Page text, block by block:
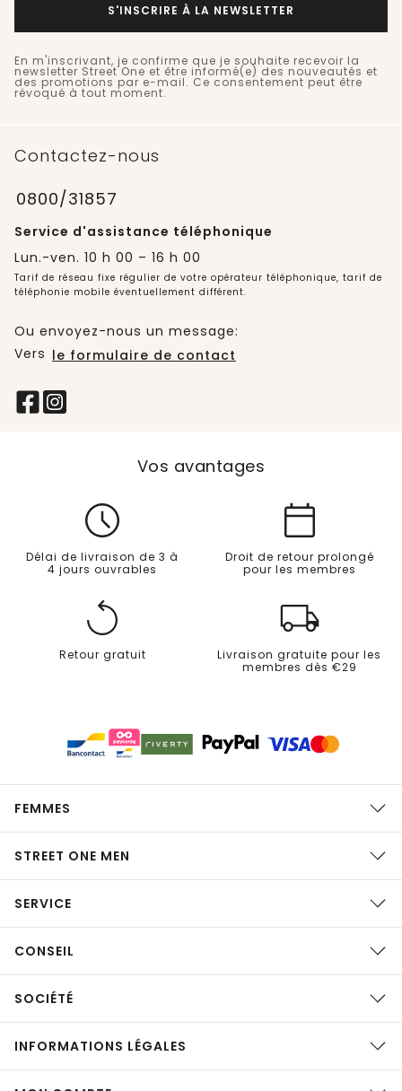
S'INSCRIRE À LA NEWSLETTER
En m'inscrivant, je confirme que je souhaite recevoir la
newsletter Street One et être informé(e) des nouveautés et
des promotions par e-mail. Ce consentement peut être
révoqué à tout moment.
Contactez-nous
0800/31857
Service d'assistance téléphonique
Lun.-ven. 10 h 00 – 16 h 00
Tarif de réseau fixe régulier de votre opérateur téléphonique, tarif de
téléphonie mobile éventuellement différent.
Ou envoyez-nous un message:
Vers le formulaire de contact
Vos avantages
Délai de livraison de 3 à
4 jours ouvrables
Droit de retour prolongé
pour les membres
Retour gratuit
Livraison gratuite pour les
membres dès €29
FEMMES
STREET ONE MEN
SERVICE
CONSEIL
SOCIÉTÉ
INFORMATIONS LÉGALES